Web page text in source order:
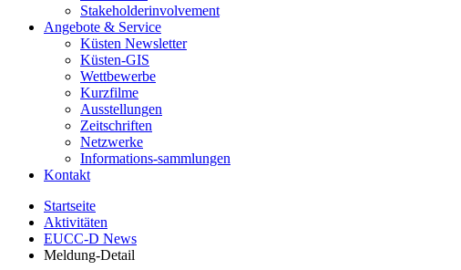
Stakeholderinvolvement
Angebote & Service
Küsten Newsletter
Küsten-GIS
Wettbewerbe
Kurzfilme
Ausstellungen
Zeitschriften
Netzwerke
Informations-sammlungen
Kontakt
Startseite
Aktivitäten
EUCC-D News
Meldung-Detail